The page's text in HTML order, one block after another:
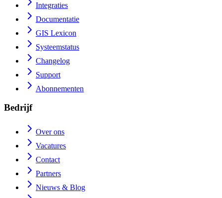
Integraties
Documentatie
GIS Lexicon
Systeemstatus
Changelog
Support
Abonnementen
Bedrijf
Over ons
Vacatures
Contact
Partners
Nieuws & Blog